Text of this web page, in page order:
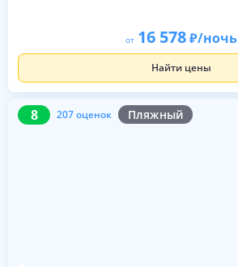
от 16 578 /ночь
Найти цены
8 207 оценок Пляжный
8 207 оценок